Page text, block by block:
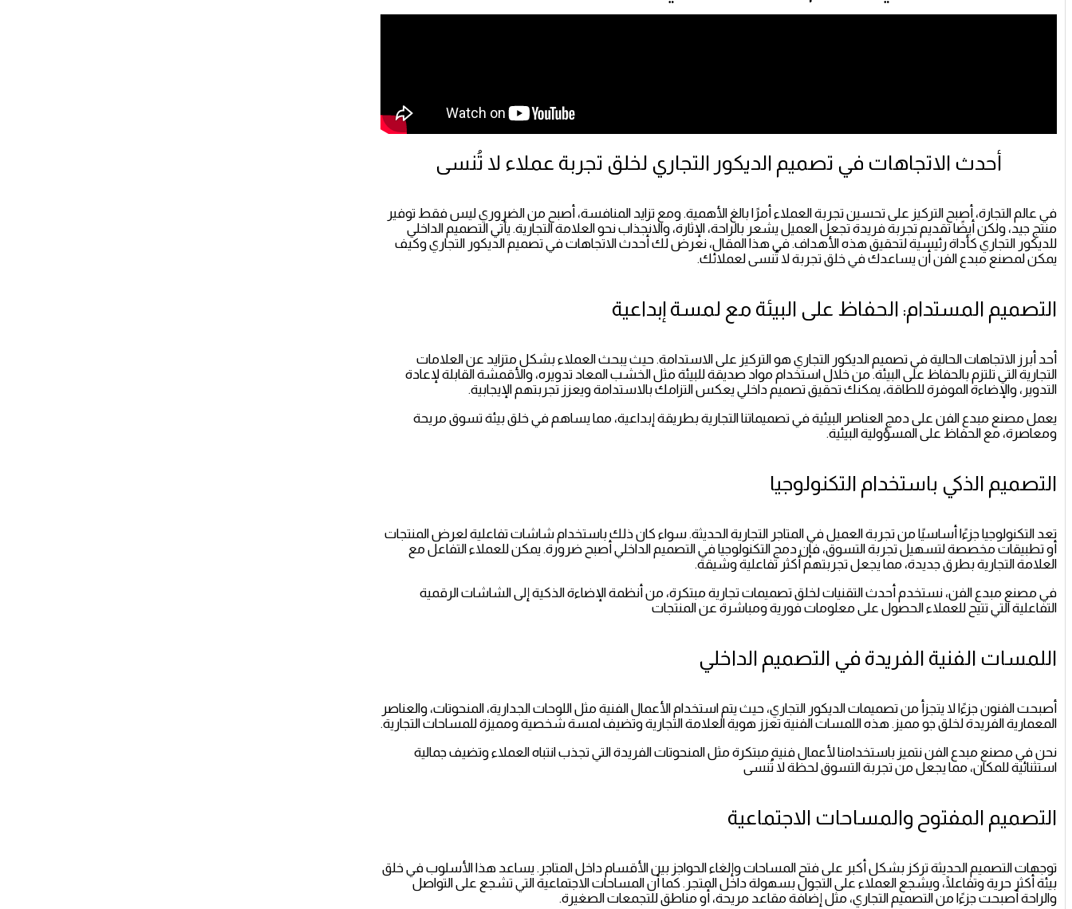
أحدث الاتجاهات في تصميم الديكور التجاري لخلق تجربة عملاء لا تُنسى
في عالم التجارة، أصبح التركيز على تحسين تجربة العملاء أمرًا بالغ الأهمية. ومع تزايد المنافسة، أصبح من الضروري ليس فقط توفير
منتج جيد، ولكن أيضًا تقديم تجربة فريدة تجعل العميل يشعر بالراحة، الإثارة، والانجذاب نحو العلامة التجارية. يأتي التصميم الداخلي
للديكور التجاري كأداة رئيسية لتحقيق هذه الأهداف. في هذا المقال، نعرض لك أحدث الاتجاهات في تصميم الديكور التجاري وكيف
يمكن لمصنع مبدع الفن أن يساعدك في خلق تجربة لا تُنسى لعملائك.
التصميم المستدام: الحفاظ على البيئة مع لمسة إبداعية
أحد أبرز الاتجاهات الحالية في تصميم الديكور التجاري هو التركيز على الاستدامة. حيث يبحث العملاء بشكل متزايد عن العلامات
التجارية التي تلتزم بالحفاظ على البيئة. من خلال استخدام مواد صديقة للبيئة مثل الخشب المعاد تدويره، والأقمشة القابلة لإعادة
التدوير، والإضاءة الموفرة للطاقة، يمكنك تحقيق تصميم داخلي يعكس التزامك بالاستدامة ويعزز تجربتهم الإيجابية.
يعمل مصنع مبدع الفن على دمج العناصر البيئية في تصميماتنا التجارية بطريقة إبداعية، مما يساهم في خلق بيئة تسوق مريحة
ومعاصرة، مع الحفاظ على المسؤولية البيئية.
التصميم الذكي باستخدام التكنولوجيا
تعد التكنولوجيا جزءًا أساسيًا من تجربة العميل في المتاجر التجارية الحديثة. سواء كان ذلك باستخدام شاشات تفاعلية لعرض المنتجات
أو تطبيقات مخصصة لتسهيل تجربة التسوق، فإن دمج التكنولوجيا في التصميم الداخلي أصبح ضرورة. يمكن للعملاء التفاعل مع
العلامة التجارية بطرق جديدة، مما يجعل تجربتهم أكثر تفاعلية وشيقة.
في مصنع مبدع الفن، نستخدم أحدث التقنيات لخلق تصميمات تجارية مبتكرة، من أنظمة الإضاءة الذكية إلى الشاشات الرقمية
التفاعلية التي تتيح للعملاء الحصول على معلومات فورية ومباشرة عن المنتجات
اللمسات الفنية الفريدة في التصميم الداخلي
أصبحت الفنون جزءًا لا يتجزأ من تصميمات الديكور التجاري، حيث يتم استخدام الأعمال الفنية مثل اللوحات الجدارية، المنحوتات، والعناصر
المعمارية الفريدة لخلق جو مميز. هذه اللمسات الفنية تعزز هوية العلامة التجارية وتضيف لمسة شخصية ومميزة للمساحات التجارية.
نحن في مصنع مبدع الفن نتميز باستخدامنا لأعمال فنية مبتكرة مثل المنحوتات الفريدة التي تجذب انتباه العملاء وتضيف جمالية
استثنائية للمكان، مما يجعل من تجربة التسوق لحظة لا تُنسى
التصميم المفتوح والمساحات الاجتماعية
توجهات التصميم الحديثة تركز بشكل أكبر على فتح المساحات وإلغاء الحواجز بين الأقسام داخل المتاجر. يساعد هذا الأسلوب في خلق
بيئة أكثر حرية وتفاعلًا، ويشجع العملاء على التجول بسهولة داخل المتجر. كما أن المساحات الاجتماعية التي تشجع على التواصل
والراحة أصبحت جزءًا من التصميم التجاري، مثل إضافة مقاعد مريحة، أو مناطق للتجمعات الصغيرة.